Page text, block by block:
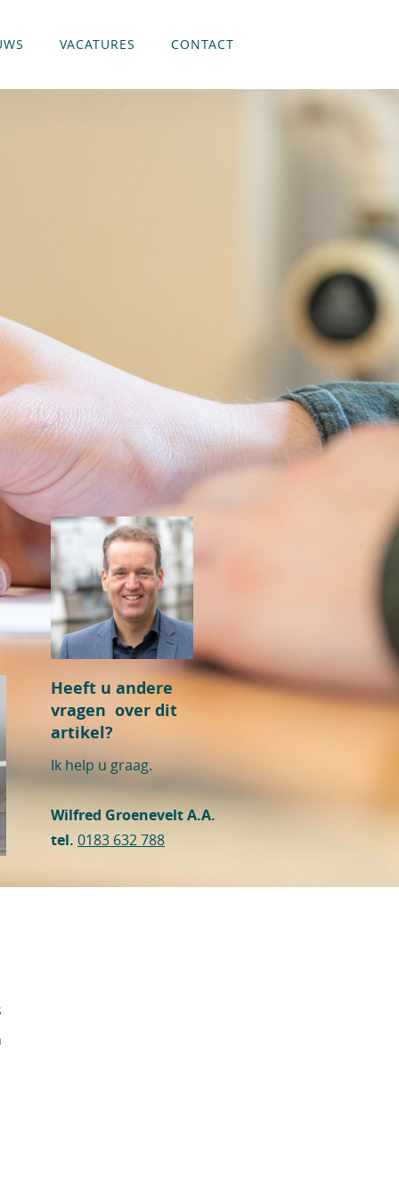
VACATURES CONTACT
Heeft u andere
vragen over dit
artikel?
Ik help u graag.
Wilfred Groenevelt A.A.
tel. 0183 632 788